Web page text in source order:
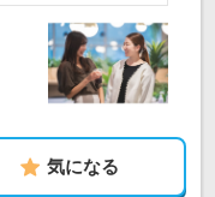
気になる